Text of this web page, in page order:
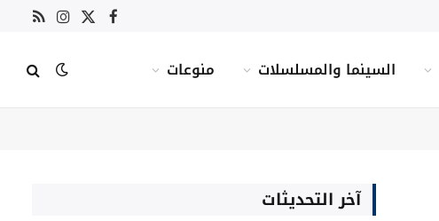
فيسبوك
X الانستغرام
RSS
السينما والمسلسلات منوعات
آخر التحديثات